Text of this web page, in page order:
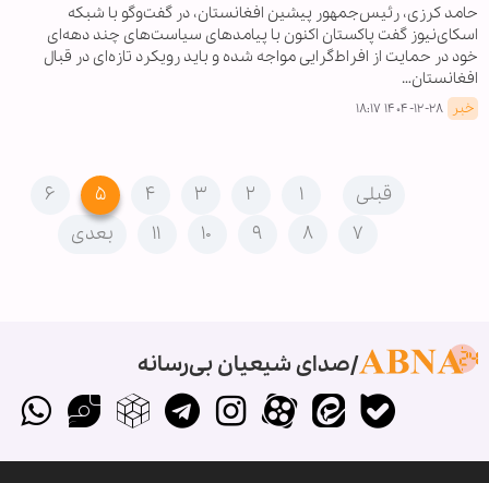
حامد کرزی، رئیس‌جمهور پیشین افغانستان، در گفت‌وگو با شبکه
اسکای‌نیوز گفت پاکستان اکنون با پیامدهای سیاست‌های چند دهه‌ای
خود در حمایت از افراط‌گرایی مواجه شده و باید رویکرد تازه‌ای در قبال
افغانستان…
خبر ۱۴۰۴-۱۲-۲۸ ۱۸:۱۷
قبلی ۱ ۲ ۳ ۴ ۵
۶
۷
۸ ۹ ۱۰ ۱۱ بعدی
صدای شیعیان بی‌رسانه